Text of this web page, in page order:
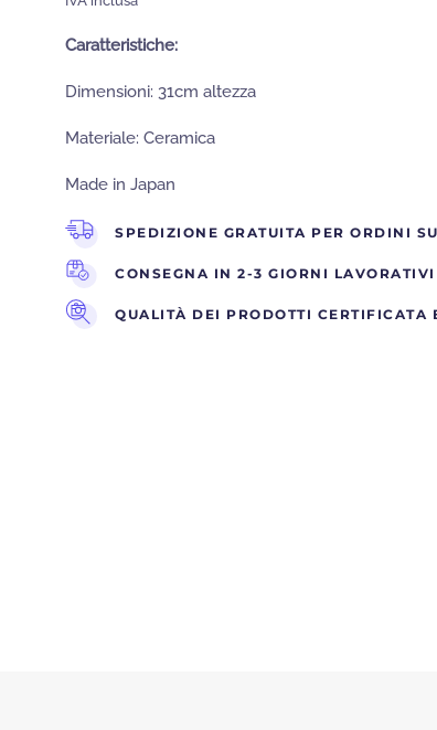
Caratteristiche:
Dimensioni: 31cm altezza
Materiale: Ceramica
Made in Japan
SPEDIZIONE GRATUITA PER ORDINI
CONSEGNA IN 2-3 GIORNI LAVORATIVI
QUALITÀ DEI PRODOTTI CERTIFICATA